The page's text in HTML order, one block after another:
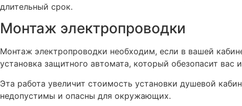
длительный срок.
Монтаж электропроводки
Монтаж электропроводки необходим, если в вашей
установка защитного автомата, который обезопасит
Эта работа увеличит стоимость установки душевой
недопустимы и опасны для окружающих.